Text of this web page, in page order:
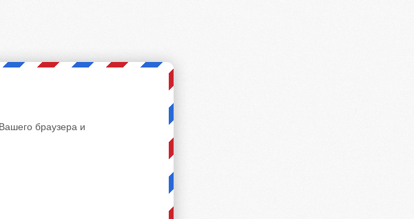
браузера и